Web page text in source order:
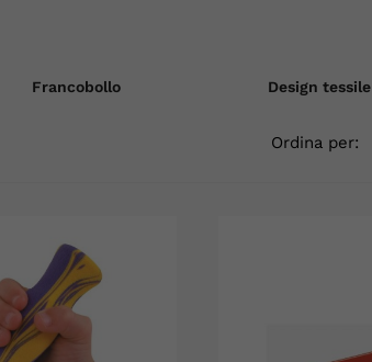
Francobollo Design tessile
Ordina per: